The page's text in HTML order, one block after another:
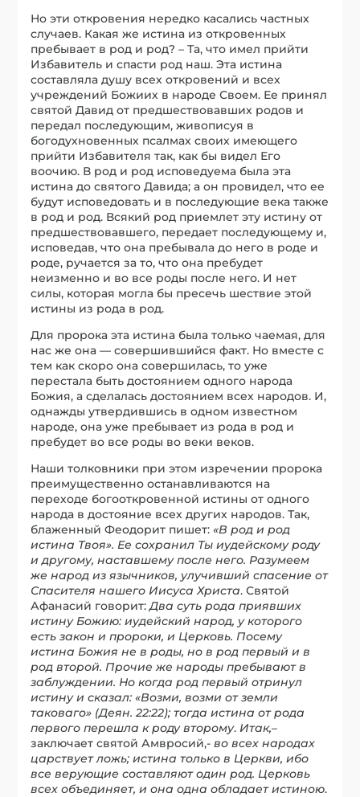
Но эти откровения нередко касались частных
случаев. Какая же истина из откровенных
пребывает в род и род? – Та, что имел прийти
Избавитель и спасти род наш. Эта истина
составляла душу всех откровений и всех
учреждений Божиих в народе Своем. Ее принял
святой Давид от предшествовавших родов и
передал последующим, живописуя в
богодухновенных псалмах своих имеющего
прийти Избавителя так, как бы видел Его
воочию. В род и род исповедуема была эта
истина до святого Давида; а он провидел, что ее
будут исповедовать и в последующие века также
в род и род. Всякий род приемлет эту истину от
предшествовавшего, передает последующему и,
исповедав, что она пребывала до него в роде и
роде, ручается за то, что она пребудет
неизменно и во все роды после него. И нет
силы, которая могла бы пресечь шествие этой
истины из рода в род.
Для пророка эта истина была только чаемая, для
нас же она — совершившийся факт. Но вместе с
тем как скоро она совершилась, то уже
перестала быть достоянием одного народа
Божия, а сделалась достоянием всех народов. И,
однажды утвердившись в одном известном
народе, она уже пребывает из рода в род и
пребудет во все роды во веки веков.
Наши толковники при этом изречении пророка
преимущественно останавливаются на
переходе богооткровенной истины от одного
народа в достояние всех других народов. Так,
блаженный Феодорит пишет:«В род и род
истина Твоя». Ее сохранил Ты иудейскому роду
и другому, наставшему после него. Разумеем
же народ из язычников, улучивший спасение от
Спасителя нашего Иисуса Христа. Святой
Афанасий говорит:Два суть рода приявших
истину Божию: иудейский народ, у которого
есть закон и пророки, и Церковь. Посему
истина Божия не в роды, но в род первый и в
род второй. Прочие же народы пребывают в
заблуждении. Но когда род первый отринул
истину и сказал: «Возми, возми от земли
таковаго» (Деян. 22:22); тогда истина от рода
первого перешла к роду второму. Итак,–
заключает святой Амвросий,-во всех народах
царствует ложь; истина только в Церкви, ибо
все верующие составляют один род. Церковь
всех объединяет, и она одна обладает истиною.